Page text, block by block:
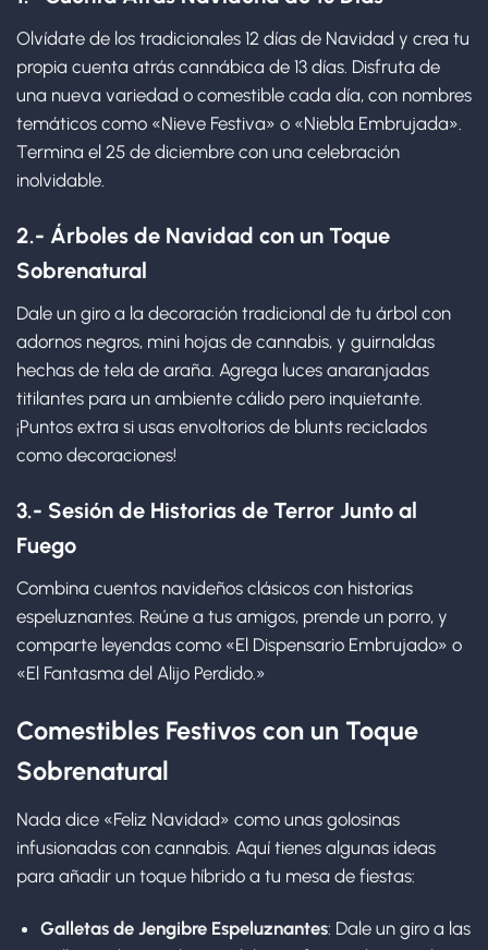
Olvídate de los tradicionales 12 días de Navidad y crea tu
propia cuenta atrás cannábica de 13 días. Disfruta de
una nueva variedad o comestible cada día, con nombres
temáticos como «Nieve Festiva» o «Niebla Embrujada».
Termina el 25 de diciembre con una celebración
inolvidable.
2.- Árboles de Navidad con un Toque
Sobrenatural
Dale un giro a la decoración tradicional de tu árbol con
adornos negros, mini hojas de cannabis, y guirnaldas
hechas de tela de araña. Agrega luces anaranjadas
titilantes para un ambiente cálido pero inquietante.
¡Puntos extra si usas envoltorios de blunts reciclados
como decoraciones!
3.- Sesión de Historias de Terror Junto al
Fuego
Combina cuentos navideños clásicos con historias
espeluznantes. Reúne a tus amigos, prende un porro, y
comparte leyendas como «El Dispensario Embrujado» o
«El Fantasma del Alijo Perdido.»
Comestibles Festivos con un Toque
Sobrenatural
Nada dice «Feliz Navidad» como unas golosinas
infusionadas con cannabis. Aquí tienes algunas ideas
para añadir un toque híbrido a tu mesa de fiestas:
Galletas de Jengibre Espeluznantes: Dale un giro a las